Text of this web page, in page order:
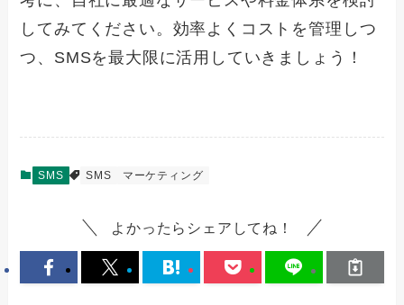
してみてください。効率よくコストを管理しつ
つ、SMSを最大限に活用していきましょう！
SMS SMS マーケティング
よかったらシェアしてね！